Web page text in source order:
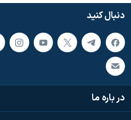
دنبال کنید
در باره ما